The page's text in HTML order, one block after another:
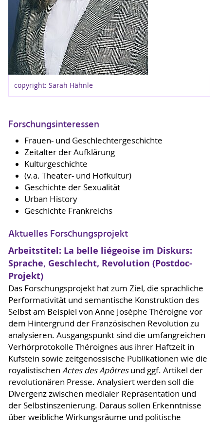
copyright: Sarah Hähnle
Forschungsinteressen
Frauen- und Geschlechtergeschichte
Zeitalter der Aufklärung
Kulturgeschichte
(v.a. Theater- und Hofkultur)
Geschichte der Sexualität
Urban History
Geschichte Frankreichs
Aktuelles Forschungsprojekt
Arbeitstitel: La belle liégeoise im Diskurs:
Sprache, Geschlecht, Revolution (Postdoc-
Projekt)
Das Forschungsprojekt hat zum Ziel, die sprachliche
Performativität und semantische Konstruktion des
Selbst am Beispiel von Anne Josèphe Théroigne vor
dem Hintergrund der Französischen Revolution zu
analysieren. Ausgangspunkt sind die umfangreichen
Verhörprotokolle Théroignes aus ihrer Haftzeit in
Kufstein sowie zeitgenössische Publikationen wie die
royalistischen Actes des Apôtresund ggf. Artikel der
revolutionären Presse. Analysiert werden soll die
Divergenz zwischen medialer Repräsentation und
der Selbstinszenierung. Daraus sollen Erkenntnisse
über weibliche Wirkungsräume und politische